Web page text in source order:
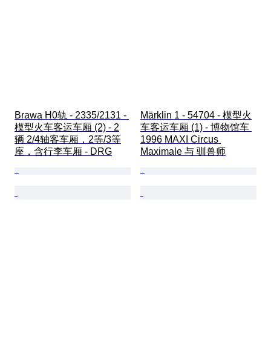
Brawa H0轨 - 2335/2131 -
模型火车客运车厢 (2) - 2
辆 2/4轴客车厢，2等/3等
座，含行李车厢 - DRG
Märklin 1 - 54704 - 模型火
车客运车厢 (1) - 博物馆车
1996 MAXI Circus
Maximale 与 驯兽师